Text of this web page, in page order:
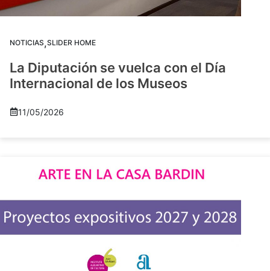
NOTICIAS,SLIDER HOME
La Diputación se vuelca con el Día
Internacional de los Museos
11/05/2026